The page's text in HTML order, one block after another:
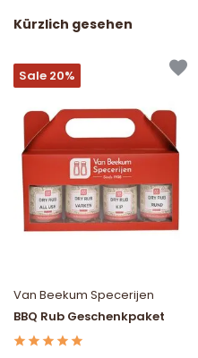
Kürzlich gesehen
Sale 20%
Van Beekum Specerijen
BBQ Rub Geschenkpaket